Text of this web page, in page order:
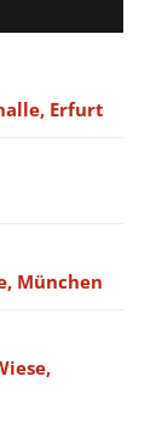
Erfurt
München